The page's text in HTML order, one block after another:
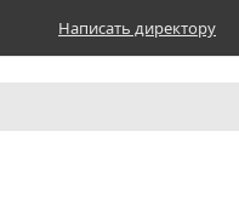
Написать директору